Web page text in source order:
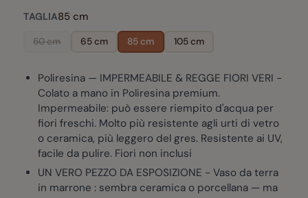
TAGLIA85 cm
50 cm 65 cm 85 cm 105 cm
Poliresina — IMPERMEABILE & REGGE FIORI VERI -
Colato a mano in Poliresina premium.
Impermeabile: può essere riempito d'acqua per
fiori freschi. Molto più resistente agli urti di vetro
o ceramica, più leggero del gres. Resistente ai UV,
facile da pulire. Fiori non inclusi
UN VERO PEZZO DA ESPOSIZIONE - Vaso da terra
in marrone : sembra ceramica o porcellana — ma